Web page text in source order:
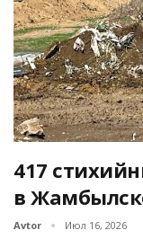
417
в
Avtor Июл 16, 2026